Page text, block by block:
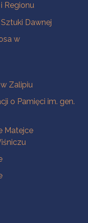
Regionu
Dawnej
w
Zalipiu
o Pamięci im. gen.
Matejce